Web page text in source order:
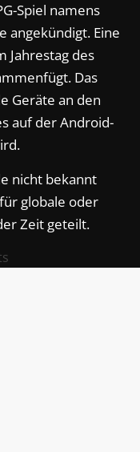
Spiel namens
angekündigt. Eine
Jahrestag des
Das
Geräte an den
auf der Android-
nicht bekannt
globale oder
Zeit geteilt.